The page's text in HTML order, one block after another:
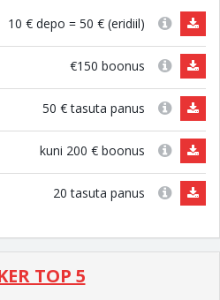
10 € depo = 50 € (eridiil)
€150 boonus
50 € tasuta panus
kuni 200 € boonus
20 tasuta panus
TOP 5